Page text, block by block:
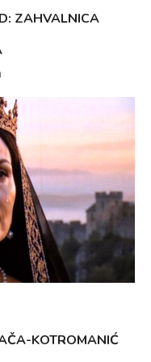
ZAHVALNICA
KOTROMANIĆ